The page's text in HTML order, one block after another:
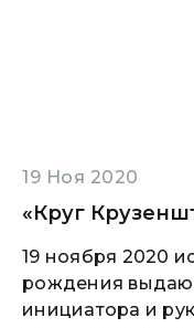
19 Ноя 2020
«Круг
19 ноября 2020
рождения
инициатора и